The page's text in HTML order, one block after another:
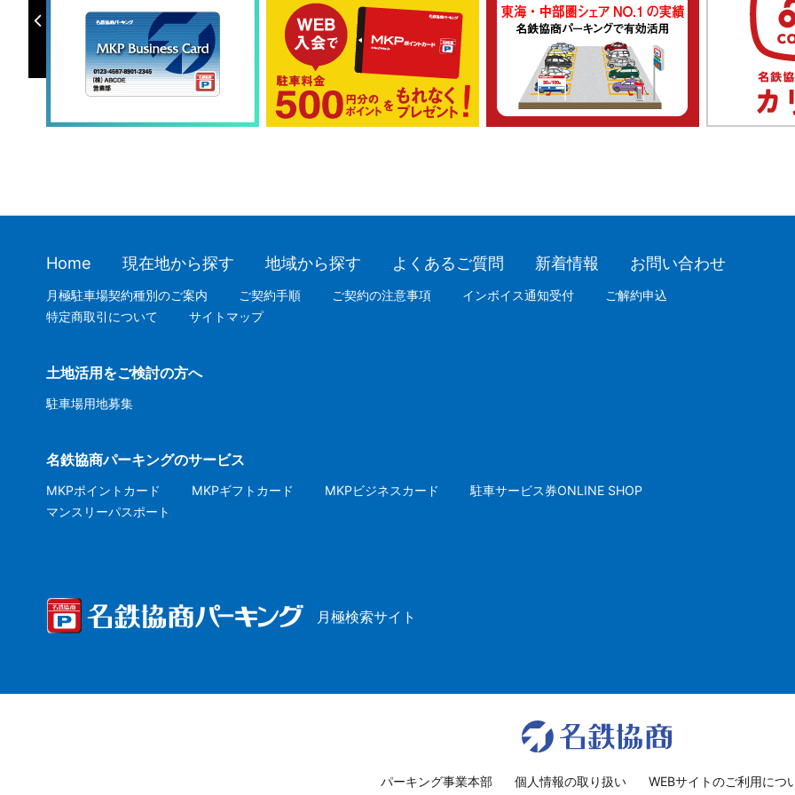
Home 現在地から探す 地域から探す よくあるご質問 新着情報 お問い合わせ
月極駐車場契約種別のご案内 ご契約手順 ご契約の注意事項 インボイス通知受付
ご解約申込
特定商取引について
サイトマップ
土地活用をご検討の方へ
駐車場用地募集
名鉄協商パーキングのサービス
MKPポイントカード MKPギフトカード MKPビジネスカード
駐車サービス券ONLINE SHOP
マンスリーパスポート
月極検索サイト
パーキング事業本部 個人情報の取り扱い WEBサイトのご利用につ